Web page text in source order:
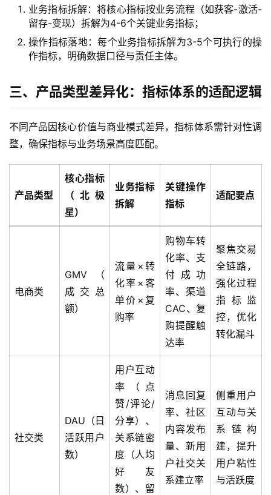
验
软
应
用
务
示
源
用
业务指标拆解：将核心指标按业务流程（如获客-激活-
留存-变现）拆解为4-6个关键业务指标；
操作指标落地：每个业务指标拆解为3-5个可执行的操
作指标，明确数据口径与责任主体。
三、产品类型差异化：指标体系的适配逻辑
不同产品因核心价值与商业模式差异，指标体系需针对性调
整，确保指标与业务场景高度匹配。
产品类型
核心指标
（北极
星）
业务指标
拆解
关键操作
指标
适配要点
电商类
GMV（
成交总
额）
流量×转
化率×客
单价×复
购率
购物车转
化率、支
付成功
率、渠道
CAC、复
购提醒触
达率
聚焦交易
全链路，
强化过程
指标监
控，优化
转化漏斗
社交类
DAU（日
活跃用户
数）
用户互动
率（点
赞/评论/
分享）、
关系链密
度（人均
好友
数）、留
消息回复
率、社区
内容发布
量、新用
户社交关
系建立率
侧重用户
互动与关
系链构
建，提升
用户粘性
与活跃度